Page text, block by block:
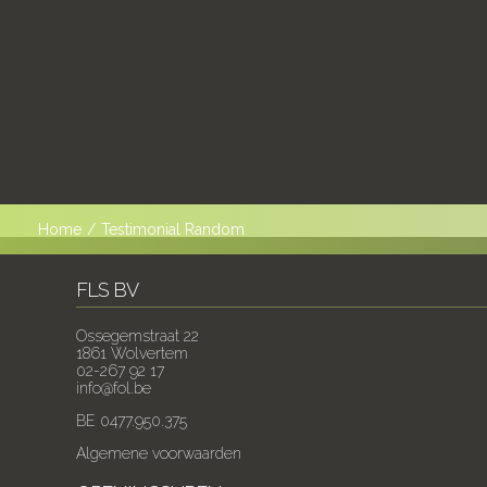
Home / Testimonial Random
FLS BV
Ossegemstraat 22
1861 Wolvertem
02-267 92 17
info@fol.be
BE 0477.950.375
Algemene voorwaarden